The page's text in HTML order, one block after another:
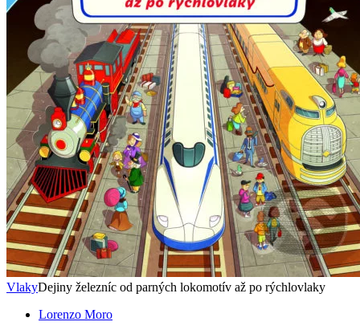
VlakyDejiny železníc od parných lokomotív až po rýchlovlaky
Lorenzo Moro